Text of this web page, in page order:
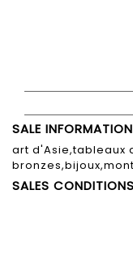
SALE INFORMATION
art d'Asie,tableaux
SALES CONDITIONS